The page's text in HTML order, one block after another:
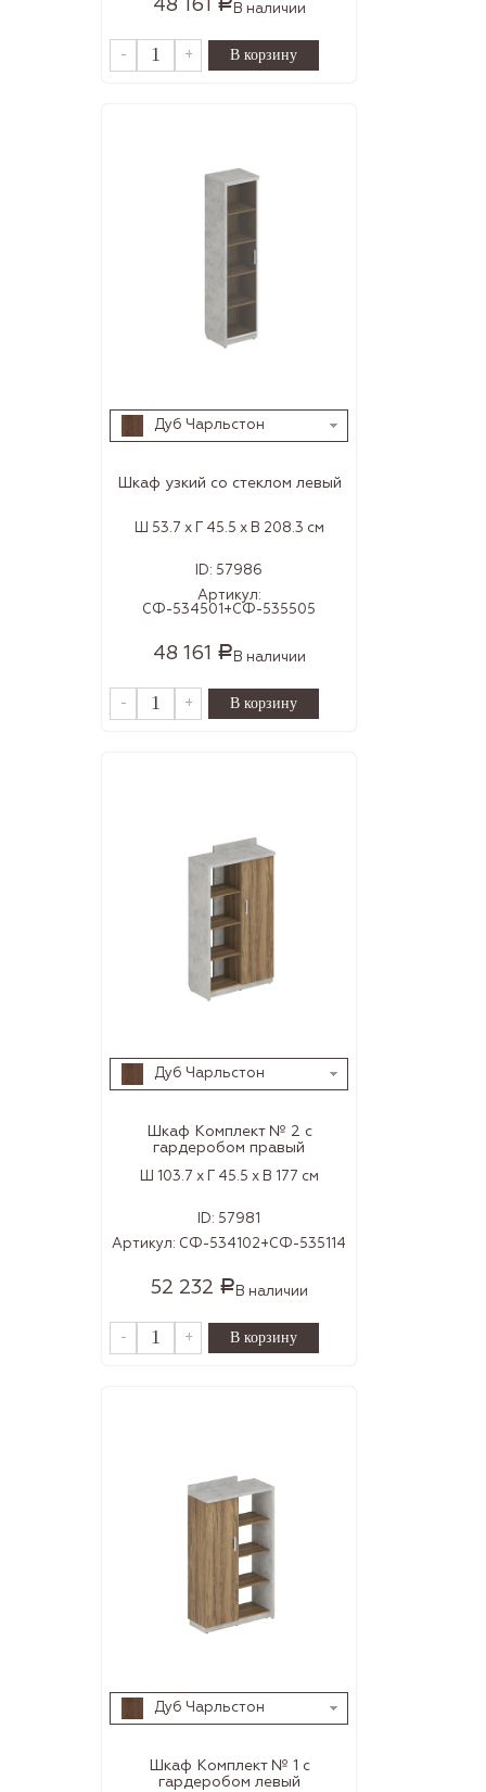
В наличии
- +
Дуб Чарльстон
Шкаф узкий со стеклом левый
Ш 53.7 x Г 45.5 x В 208.3 см
ID: 57986
Артикул:
СФ-534501+СФ-535505
48 161 Р В наличии
- +
Дуб Чарльстон
Шкаф Комплект № 2 с
гардеробом правый
Ш 103.7 x Г 45.5 x В 177 см
ID: 57981
Артикул: СФ-534102+СФ-535114
52 232 Р В наличии
- +
Дуб Чарльстон
Шкаф Комплект № 1 с
гардеробом левый